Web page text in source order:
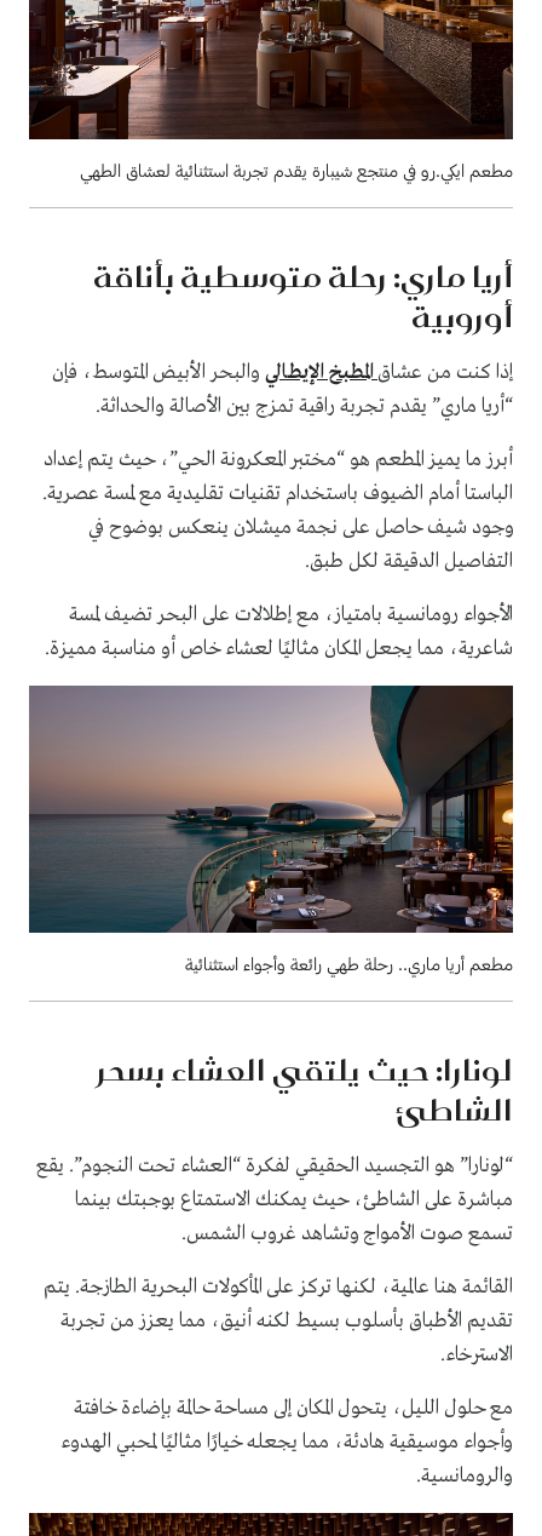
مطعم ايكي.رو في منتجع شيبارة يقدم تجربة استثنائية لعشاق الطهي
أريا ماري: رحلة متوسطية بأناقة
أوروبية
إذا كنت من عشاقالمطبخ الإيطالي والبحر الأبيض المتوسط، فإن
“أريا ماري” يقدم تجربة راقية تمزج بين الأصالة والحداثة.
أبرز ما يميز المطعم هو “مختبر المعكرونة الحي”، حيث يتم إعداد
الباستا أمام الضيوف باستخدام تقنيات تقليدية مع لمسة عصرية.
وجود شيف حاصل على نجمة ميشلان ينعكس بوضوح في
التفاصيل الدقيقة لكل طبق.
الأجواء رومانسية بامتياز، مع إطلالات على البحر تضيف لمسة
شاعرية، مما يجعل المكان مثاليًا لعشاء خاص أو مناسبة مميزة.
مطعم أريا ماري.. رحلة طهي رائعة وأجواء استثنائية
لونارا: حيث يلتقي العشاء بسحر
الشاطئ
“لونارا” هو التجسيد الحقيقي لفكرة “العشاء تحت النجوم”. يقع
مباشرة على الشاطئ، حيث يمكنك الاستمتاع بوجبتك بينما
تسمع صوت الأمواج وتشاهد غروب الشمس.
القائمة هنا عالمية، لكنها تركز على المأكولات البحرية الطازجة. يتم
تقديم الأطباق بأسلوب بسيط لكنه أنيق، مما يعزز من تجربة
الاسترخاء.
مع حلول الليل، يتحول المكان إلى مساحة حالمة بإضاءة خافتة
وأجواء موسيقية هادئة، مما يجعله خيارًا مثاليًا لمحبي الهدوء
والرومانسية.